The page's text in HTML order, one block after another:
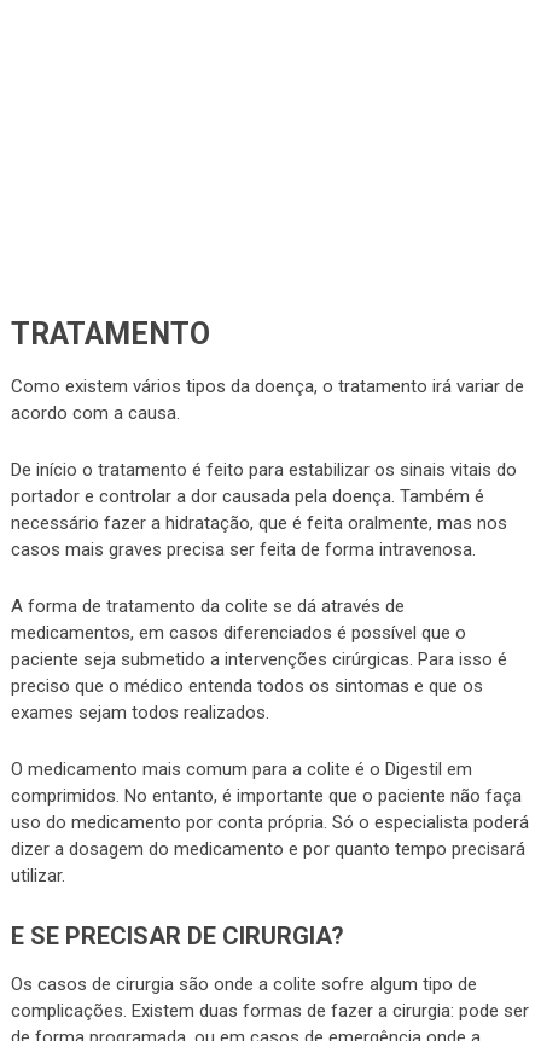
TRATAMENTO
Como existem vários tipos da doença, o tratamento irá variar de
acordo com a causa.
De início o tratamento é feito para estabilizar os sinais vitais do
portador e controlar a dor causada pela doença. Também é
necessário fazer a hidratação, que é feita oralmente, mas nos
casos mais graves precisa ser feita de forma intravenosa.
A forma de tratamento da colite se dá através de
medicamentos, em casos diferenciados é possível que o
paciente seja submetido a intervenções cirúrgicas. Para isso é
preciso que o médico entenda todos os sintomas e que os
exames sejam todos realizados.
O medicamento mais comum para a colite é o Digestil em
comprimidos. No entanto, é importante que o paciente não faça
uso do medicamento por conta própria. Só o especialista poderá
dizer a dosagem do medicamento e por quanto tempo precisará
utilizar.
E SE PRECISAR DE CIRURGIA?
Os casos de cirurgia são onde a colite sofre algum tipo de
complicações. Existem duas formas de fazer a cirurgia: pode ser